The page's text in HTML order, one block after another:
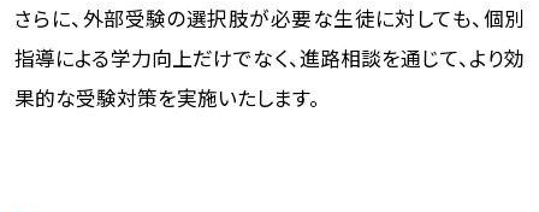
さらに、外部受験の選択肢が必要な生徒に対しても、個別
指導による学力向上だけでなく、進路相談を通じて、より効
果的な受験対策を実施いたします。